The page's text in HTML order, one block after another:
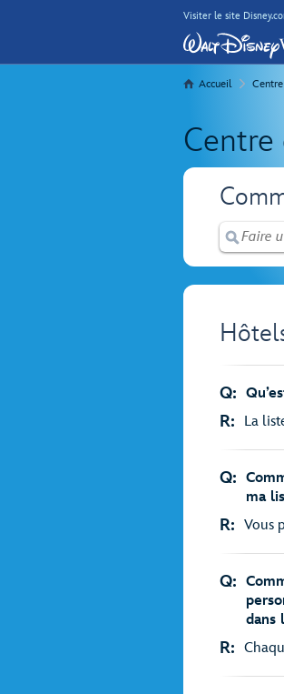
Visiter le site
Accueil
Centre
Q:
R: La
Q:
ma
R: Vous
Q:
dans
R: